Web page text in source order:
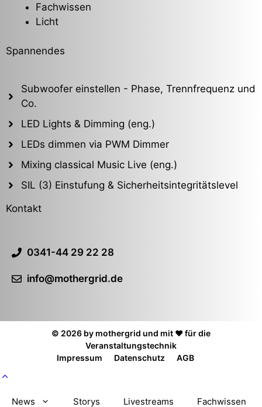
Fachwissen
Licht
Spannendes
Subwoofer einstellen - Phase, Trennfrequenz und
Co.
LED Lights & Dimming (eng.)
LEDs dimmen via PWM Dimmer
Mixing classical Music Live (eng.)
SIL (3) Einstufung & Sicherheitsintegritätslevel
Kontakt
0341-44 29 22 28
info@mothergrid.de
© 2026 by mothergrid und mit ❤️ für die
Veranstaltungstechnik
Impressum
Datenschutz AGB
News Storys Livestreams Fachwissen